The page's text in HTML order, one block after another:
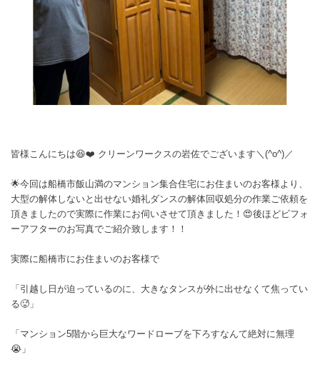
皆様こんにちは😆❤️ クリーンワークスの岩佐でございます＼(^o^)／
🌟今回は船橋市飯山満のマンション集合住宅にお住まいのお客様より、
大型の解体しないと出せない婚礼ダンスの解体回収処分の作業ご依頼を
頂きましたので実際に作業にお伺いさせて頂きました！😍後ほどビフォ
ーアフターのお写真でご紹介致します！！
実際に船橋市にお住まいのお客様で
「引越し日が迫っているのに、大きなタンスが外に出せなくて焦ってい
る🥵」
「マンション5階から巨大なワードローブを下ろすなんて絶対に無理
😭」